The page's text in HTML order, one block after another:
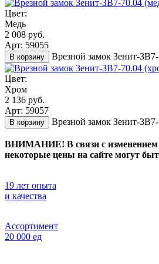
Цвет:
Медь
2 008 руб.
Арт: 59055
В корзину Врезной замок Зенит-
Цвет:
Хром
2 136 руб.
Арт: 59057
В корзину Врезной замок Зенит-
ВНИМАНИЕ! В связи с изменением
некоторые цены на сайте могут
19 лет опыта
и качества
Ассортимент
20 000 ед